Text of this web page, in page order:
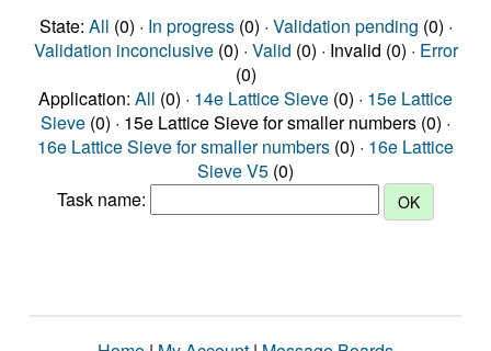
State: All (0) · In progress(0) · Validation pending (0) ·
Validation inconclusive(0) · Valid (0) · Invalid (0) · Error
(0)
Application: All (0) · 14e Lattice Sieve (0) · 15e Lattice
Sieve (0) · 15e Lattice Sieve for smaller numbers (0) ·
16e Lattice Sieve for smaller numbers (0) · 16e Lattice
Sieve V5 (0)
Task name: